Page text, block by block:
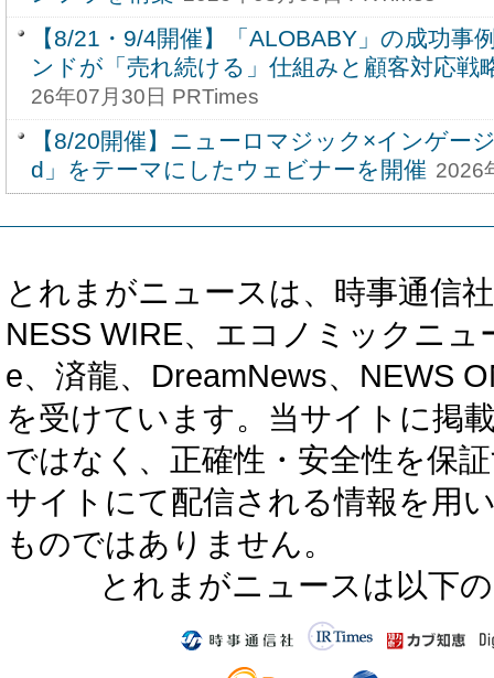
【8/21・9/4開催】「ALOBABY」の成功事
ンドが「売れ続ける」仕組みと顧客対応戦
26年07月30日 PRTimes
【8/20開催】ニューロマジック×インゲー
d」をテーマにしたウェビナーを開催 2026
とれまがニュースは、時事通信
NESS WIRE、エコノミックニ
e、済龍、DreamNews、NEWS
を受けています。当サイトに掲
ではなく、正確性・安全性を保
サイトにて配信される情報を用
ものではありません。
とれまがニュースは以下